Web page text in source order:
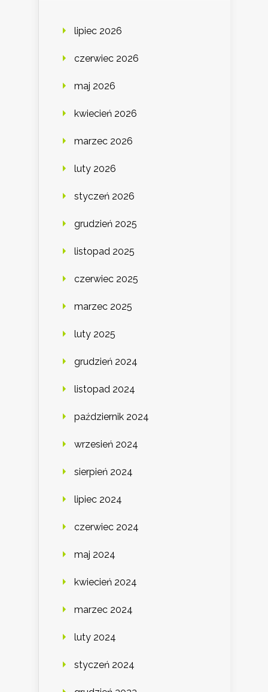
lipiec 2026
czerwiec 2026
maj 2026
kwiecień 2026
marzec 2026
luty 2026
styczeń 2026
grudzień 2025
listopad 2025
czerwiec 2025
marzec 2025
luty 2025
grudzień 2024
listopad 2024
październik 2024
wrzesień 2024
sierpień 2024
lipiec 2024
czerwiec 2024
maj 2024
kwiecień 2024
marzec 2024
luty 2024
styczeń 2024